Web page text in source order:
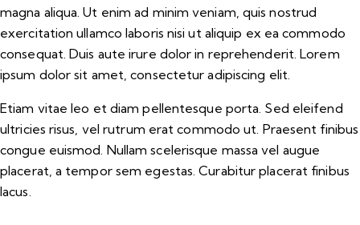
magna aliqua. Ut enim ad minim veniam, quis nostrud
exercitation ullamco laboris nisi ut aliquip ex ea commodo
consequat. Duis aute irure dolor in reprehenderit. Lorem
ipsum dolor sit amet, consectetur adipiscing elit.
Etiam vitae leo et diam pellentesque porta. Sed eleifend
ultricies risus, vel rutrum erat commodo ut. Praesent finibus
congue euismod. Nullam scelerisque massa vel augue
placerat, a tempor sem egestas. Curabitur placerat finibus
lacus.